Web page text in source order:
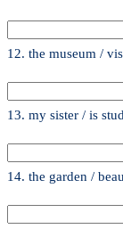
12. the museum /
13. my sister / is
14. the garden /